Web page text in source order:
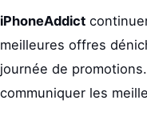
iPhoneAddict
meilleures offres
journée de
communiquer les